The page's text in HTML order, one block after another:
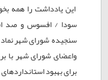
این یادداشت را همه
سودا / افسوس و صد
سنجیده شورای شهر
واعضای شورای شهر با
برای بهبود